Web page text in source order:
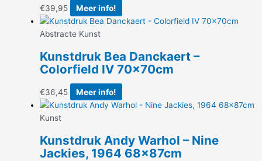
€39,95 Meer info!
Abstracte Kunst
Kunstdruk Bea Danckaert –
Colorfield IV 70x70cm
€36,45 Meer info!
Kunst
Kunstdruk Andy Warhol – Nine
Jackies, 1964 68x87cm